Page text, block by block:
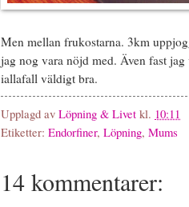
Men mellan frukostarna. 3km
jag nog vara nöjd med. Även fast
iallafall väldigt bra.
Upplagd av Löpning & Livet kl. 10:11
Etiketter: Endorfiner, Löpning, Mums
14 kommentarer: